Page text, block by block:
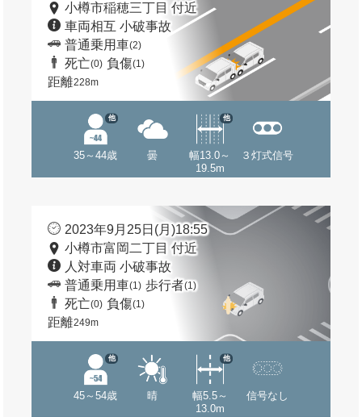
小樽市稲穂三丁目 付近
車両相互 小破事故
普通乗用車(2)
死亡(0) 負傷(1)
距離228m
35～44歳
他
曇
幅13.0～
19.5m
他
３灯式信号
2023年9月25日(月)18:55
小樽市富岡二丁目 付近
人対車両 小破事故
普通乗用車(1) 歩行者(1)
死亡(0) 負傷(1)
距離249m
45～54歳
他
晴
幅5.5～
13.0m
他
信号なし